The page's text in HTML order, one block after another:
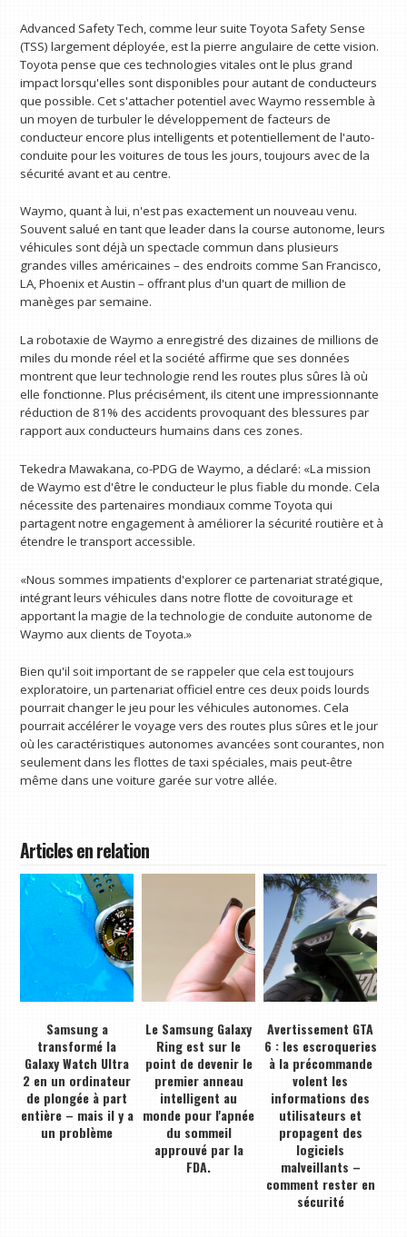
Advanced Safety Tech, comme leur suite Toyota Safety Sense
(TSS) largement déployée, est la pierre angulaire de cette vision.
Toyota pense que ces technologies vitales ont le plus grand
impact lorsqu'elles sont disponibles pour autant de conducteurs
que possible. Cet s'attacher potentiel avec Waymo ressemble à
un moyen de turbuler le développement de facteurs de
conducteur encore plus intelligents et potentiellement de l'auto-
conduite pour les voitures de tous les jours, toujours avec de la
sécurité avant et au centre.
Waymo, quant à lui, n'est pas exactement un nouveau venu.
Souvent salué en tant que leader dans la course autonome, leurs
véhicules sont déjà un spectacle commun dans plusieurs
grandes villes américaines – des endroits comme San Francisco,
LA, Phoenix et Austin – offrant plus d'un quart de million de
manèges par semaine.
La robotaxie de Waymo a enregistré des dizaines de millions de
miles du monde réel et la société affirme que ses données
montrent que leur technologie rend les routes plus sûres là où
elle fonctionne. Plus précisément, ils citent une impressionnante
réduction de 81% des accidents provoquant des blessures par
rapport aux conducteurs humains dans ces zones.
Tekedra Mawakana, co-PDG de Waymo, a déclaré: «La mission
de Waymo est d'être le conducteur le plus fiable du monde. Cela
nécessite des partenaires mondiaux comme Toyota qui
partagent notre engagement à améliorer la sécurité routière et à
étendre le transport accessible.
«Nous sommes impatients d'explorer ce partenariat stratégique,
intégrant leurs véhicules dans notre flotte de covoiturage et
apportant la magie de la technologie de conduite autonome de
Waymo aux clients de Toyota.»
Bien qu'il soit important de se rappeler que cela est toujours
exploratoire, un partenariat officiel entre ces deux poids lourds
pourrait changer le jeu pour les véhicules autonomes. Cela
pourrait accélérer le voyage vers des routes plus sûres et le jour
où les caractéristiques autonomes avancées sont courantes, non
seulement dans les flottes de taxi spéciales, mais peut-être
même dans une voiture garée sur votre allée.
Articles en relation
Samsung a
transformé la
Galaxy Watch Ultra
2 en un ordinateur
de plongée à part
entière – mais il y a
un problème
Le Samsung Galaxy
Ring est sur le
point de devenir le
premier anneau
intelligent au
monde pour l'apnée
du sommeil
approuvé par la
FDA.
Avertissement GTA
6 : les escroqueries
à la précommande
volent les
informations des
utilisateurs et
propagent des
logiciels
malveillants –
comment rester en
sécurité